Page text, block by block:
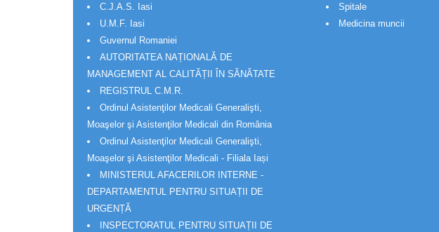
C.J.A.S. Iasi
U.M.F. Iasi
Guvernul Romaniei
AUTORITATEA NAȚIONALĂ DE
MANAGEMENT AL CALITĂȚII ÎN SĂNĂTATE
REGISTRUL C.M.R.
Ordinul Asistenţilor Medicali Generalişti,
Moaşelor şi Asistenţilor Medicali din România
Ordinul Asistenţilor Medicali Generalişti,
Moaşelor şi Asistenţilor Medicali - Filiala Iași
MINISTERUL AFACERILOR INTERNE -
DEPARTAMENTUL PENTRU SITUAȚII DE
URGENȚĂ
INSPECTORATUL PENTRU SITUAȚII DE
Spitale
Medicina muncii